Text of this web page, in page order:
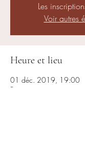
Les
Voir autres
Heure et lieu
01 déc. 2019, 19:00
France